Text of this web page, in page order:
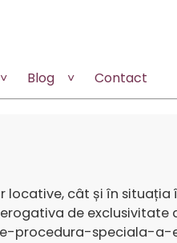
Blog Contact
locative, cât și în
de exclusivitate
procedura-speciala-